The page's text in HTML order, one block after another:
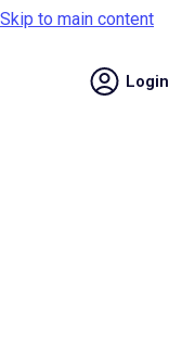
Skip to main content
Login